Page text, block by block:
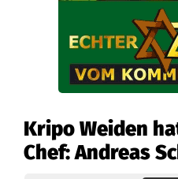
Kripo Weiden
Chef: Andreas